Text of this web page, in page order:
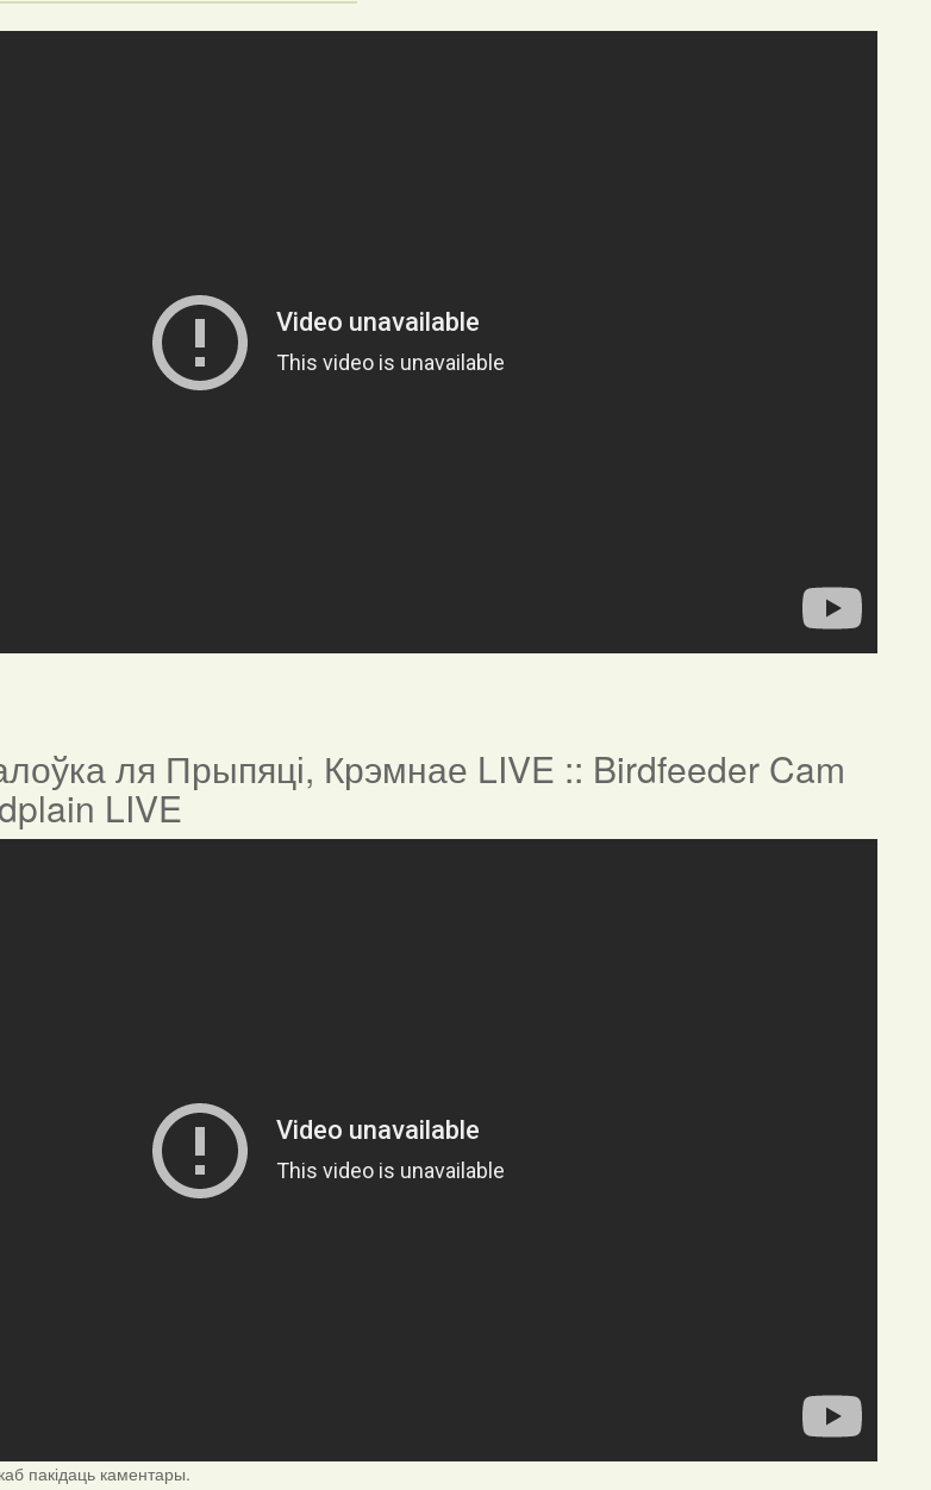
ля Прыпяці, Крэмнае LIVE :: Birdfeeder Cam
LIVE
каб пакідаць каментары.